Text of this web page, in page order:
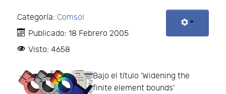
Categoría: Comsol
Publicado: 18 Febrero 2005
Visto: 4658
Bajo el título 'Widening the
finite element bounds'